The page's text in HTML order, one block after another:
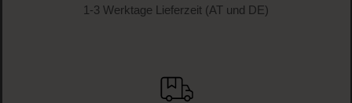
1-3 Werktage Lieferzeit (AT und DE)